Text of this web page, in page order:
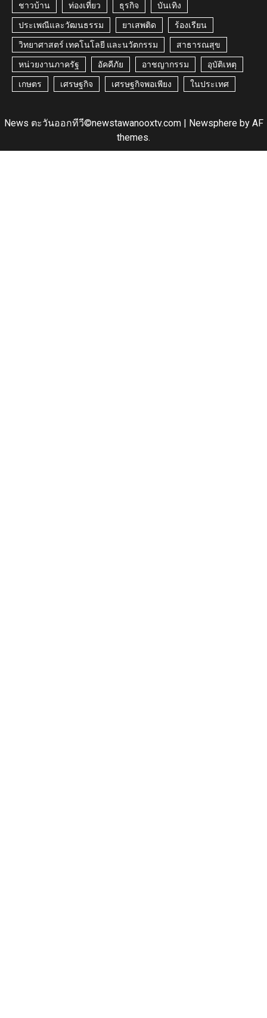
ชาวบ้าน ท่องเที่ยว ธุรกิจ บันเทิง
ประเพณีและวัฒนธรรม ยาเสพติด ร้องเรียน
วิทยาศาสตร์ เทคโนโลยี และนวัตกรรม สาธารณสุข
หน่วยงานภาครัฐ อัคคีภัย อาชญากรรม อุบัติเหตุ
เกษตร เศรษฐกิจ เศรษฐกิจพอเพียง ในประเทศ
News ตะวันออกทีวี©newstawanooxtv.com | Newsphereby AF
themes.